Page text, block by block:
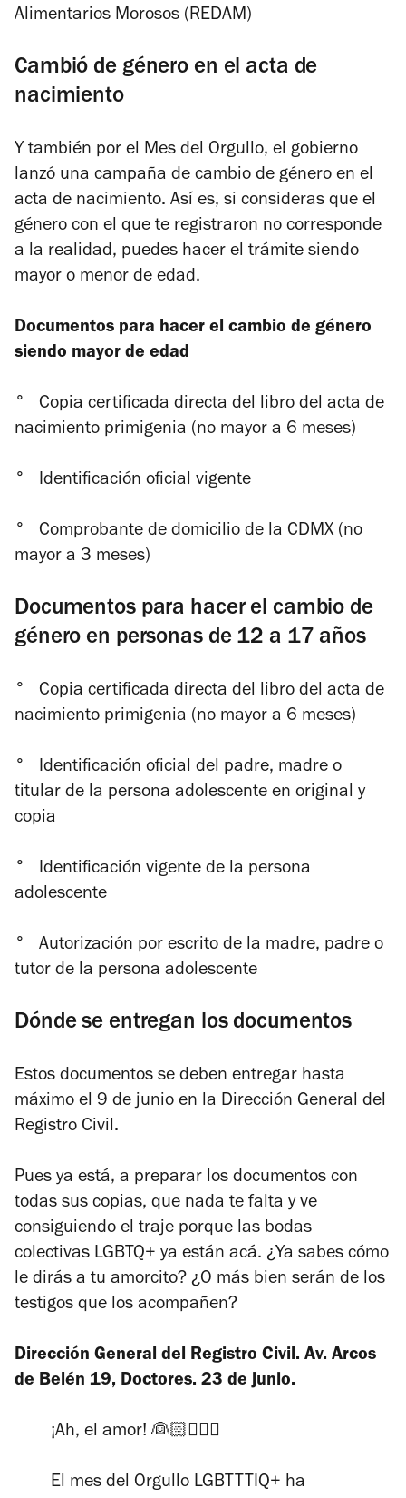
Alimentarios Morosos (REDAM)
Cambió de género en el acta de
nacimiento
Y también por el Mes del Orgullo, el gobierno
lanzó una campaña de cambio de género en el
acta de nacimiento. Así es, si consideras que el
género con el que te registraron no corresponde
a la realidad, puedes hacer el trámite siendo
mayor o menor de edad.
Documentos para hacer el cambio de género
siendo mayor de edad
°
Copia certificada directa del libro del acta de
nacimiento primigenia (no mayor a 6 meses)
° Identificación oficial vigente
°
Comprobante de domicilio de la CDMX (no
mayor a 3 meses)
Documentos para hacer el cambio de
género en personas de 12 a 17 años
°
Copia certificada directa del libro del acta de
nacimiento primigenia (no mayor a 6 meses)
°
Identificación oficial del padre, madre o
titular de la persona adolescente en original y
copia
°
Identificación vigente de la persona
adolescente
°
Autorización por escrito de la madre, padre o
tutor de la persona adolescente
Dónde se entregan los documentos
Estos documentos se deben entregar hasta
máximo el 9 de junio en la Dirección General del
Registro Civil.
Pues ya está, a preparar los documentos con
todas sus copias, que nada te falta y ve
consiguiendo el traje porque las bodas
colectivas LGBTQ+ ya están acá. ¿Ya sabes cómo
le dirás a tu amorcito? ¿O más bien serán de los
testigos que los acompañen?
Dirección General del Registro Civil. Av. Arcos
de Belén 19, Doctores. 23 de junio.
¡Ah, el amor! 👰🏻👰🏻‍♀️
El mes del Orgullo LGBTTTIQ+ ha